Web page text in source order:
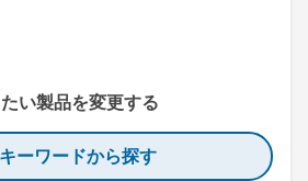
い製品を変更する
キーワードから探す